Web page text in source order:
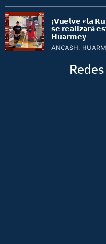
¡𝗩𝘂𝗲𝗹𝘃𝗲 «𝗹𝗮
𝘀𝗲 𝗿𝗲𝗮𝗹𝗶𝘇𝗮𝗿á
𝗛𝘂𝗮𝗿𝗺𝗲𝘆
ANCASH